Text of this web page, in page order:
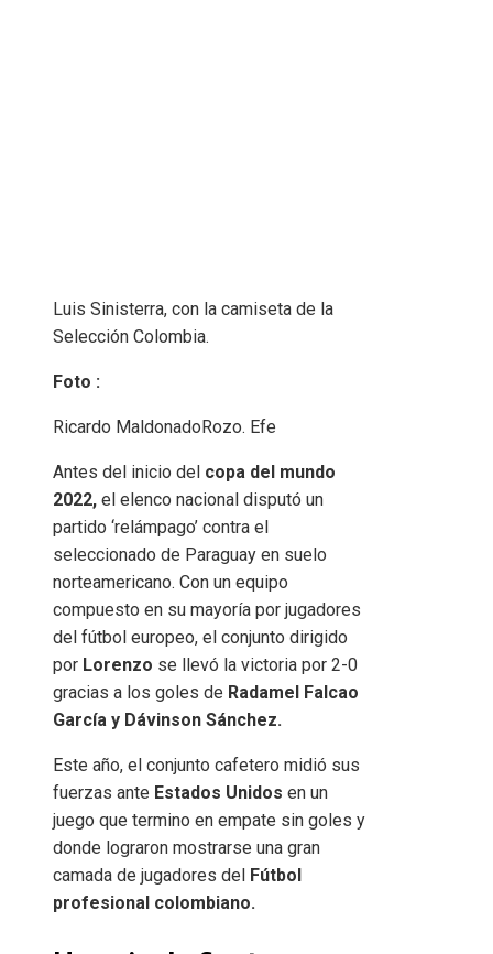
Luis Sinisterra, con la camiseta de la
Selección Colombia.
Foto :
Ricardo MaldonadoRozo. Efe
Antes del inicio del copa del mundo
2022, el elenco nacional disputó un
partido ‘relámpago’ contra el
seleccionado de Paraguay en suelo
norteamericano. Con un equipo
compuesto en su mayoría por jugadores
del fútbol europeo, el conjunto dirigido
por Lorenzo se llevó la victoria por 2-0
gracias a los goles de Radamel Falcao
García y Dávinson Sánchez.
Este año, el conjunto cafetero midió sus
fuerzas ante Estados Unidos en un
juego que termino en empate sin goles y
donde lograron mostrarse una gran
camada de jugadores del
Fútbol
profesional colombiano.